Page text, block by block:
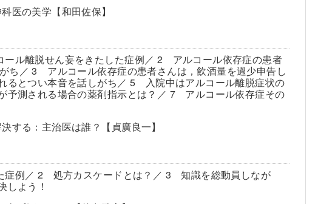
医の美学【和田佐保】
ル離脱せん妄をきたした症例／ 2 アルコール依存症の患者
ち／ 3 アルコール依存症の患者さんは，飲酒量を過少申告し
とつい本音を話しがち／ 5 入院中はアルコール離脱症状の
測される場合の薬剤指示とは？／ 7 アルコール依存症その
する：主治医は誰？【貞廣良一】
症例／ 2 処方カスケードとは？／ 3 知識を総動員しなが
よう！